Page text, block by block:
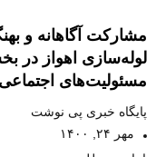
مشارکت آگاهانه و
لوله‌سازی اهواز در
مسئولیت‌های اجتماعی
پایگاه خبری پی نوشت
مهر ۲۴, ۱۴۰۰